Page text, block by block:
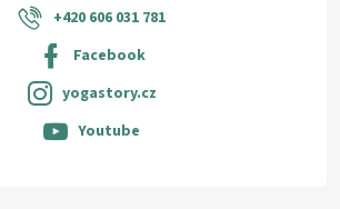
+420 606 031 781
Facebook
yogastory.cz
Youtube